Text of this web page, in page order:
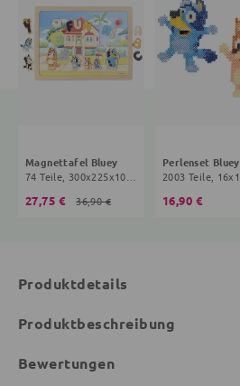
Magnettafel Bluey
74 Teile, 300x225x10 mm, 3+ Jahre, bunt
27,75 € 36,90 €
Perlenset Bluey
16,90 €
Produktdetails
Produktbeschreibung
Bewertungen